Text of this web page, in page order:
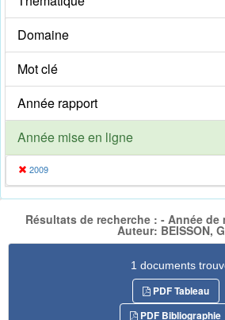
Domaine
Mot clé
Année rapport
Année mise en ligne
2009
Résultats de recherche : - Année de
Auteur: BEISSON,
1 documents
PDF Tableau
PDF Bibliographie